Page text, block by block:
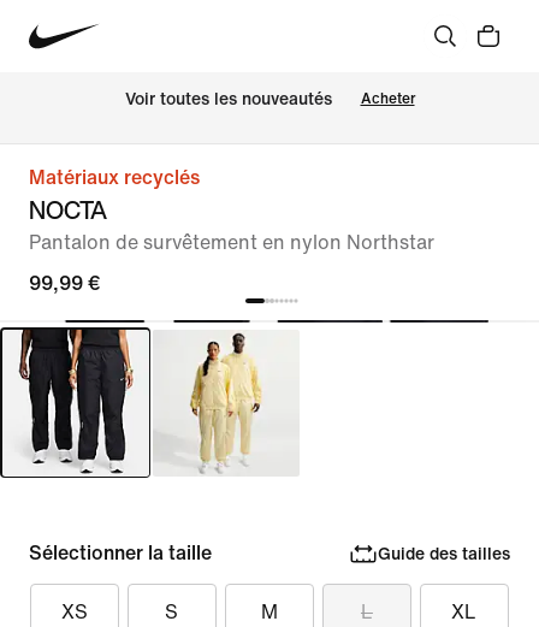
Voir toutes les nouveautés Acheter
Matériaux recyclés
NOCTA
Pantalon de survêtement en nylon Northstar
99,99 €
Sélectionner la taille Guide des tailles
XS S M L XL